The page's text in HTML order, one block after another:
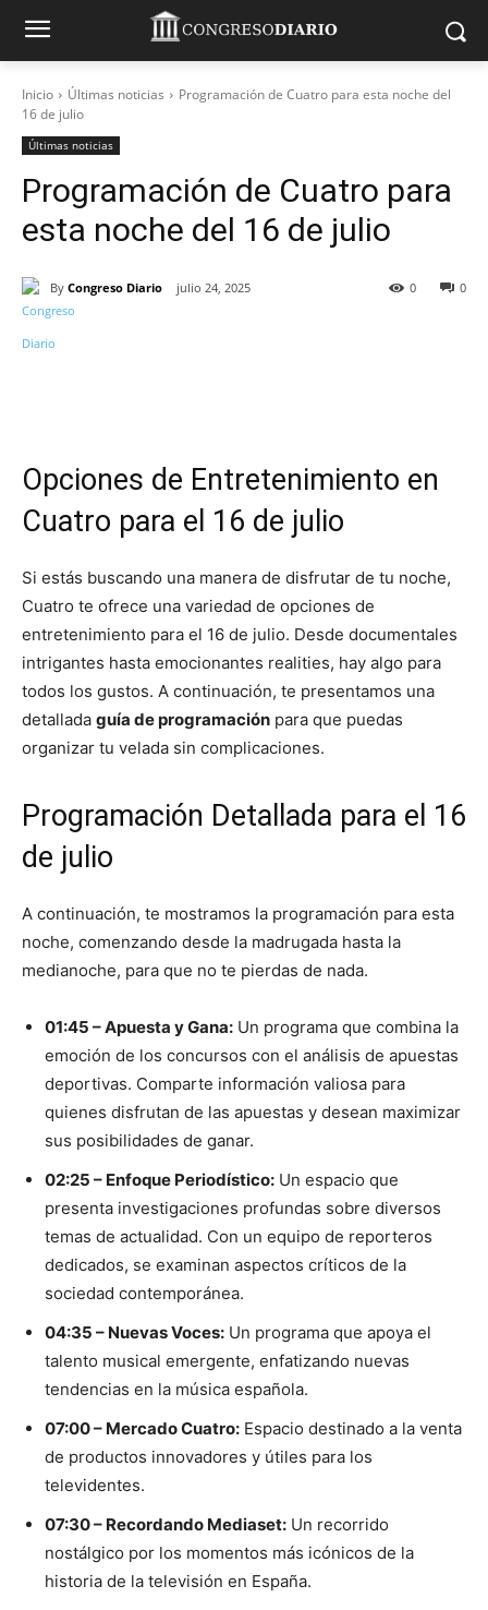
Inicio Últimas noticias
Programación de Cuatro para esta noche del
16 de julio
Últimas noticias
Programación de Cuatro para
esta noche del 16 de julio
By Congreso Diario julio 24, 2025 0
0
Opciones de Entretenimiento en
Cuatro para el 16 de julio
Si estás buscando una manera de disfrutar de tu noche,
Cuatro te ofrece una variedad de opciones de
entretenimiento para el 16 de julio. Desde documentales
intrigantes hasta emocionantes realities, hay algo para
todos los gustos. A continuación, te presentamos una
detallada guía de programación para que puedas
organizar tu velada sin complicaciones.
Programación Detallada para el 16
de julio
A continuación, te mostramos la programación para esta
noche, comenzando desde la madrugada hasta la
medianoche, para que no te pierdas de nada.
01:45 – Apuesta y Gana: Un programa que combina la
emoción de los concursos con el análisis de apuestas
deportivas. Comparte información valiosa para
quienes disfrutan de las apuestas y desean maximizar
sus posibilidades de ganar.
02:25 – Enfoque Periodístico: Un espacio que
presenta investigaciones profundas sobre diversos
temas de actualidad. Con un equipo de reporteros
dedicados, se examinan aspectos críticos de la
sociedad contemporánea.
04:35 – Nuevas Voces: Un programa que apoya el
talento musical emergente, enfatizando nuevas
tendencias en la música española.
07:00 – Mercado Cuatro: Espacio destinado a la venta
de productos innovadores y útiles para los
televidentes.
07:30 – Recordando Mediaset: Un recorrido
nostálgico por los momentos más icónicos de la
historia de la televisión en España.